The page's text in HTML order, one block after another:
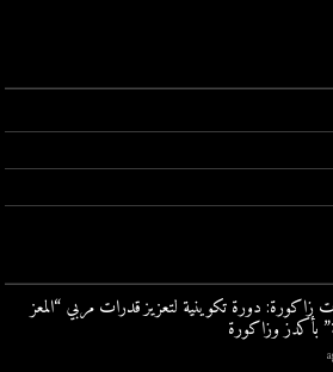
زاكورة: دورة تكوينية لتعزيز قدرات مربي “المعز
بأكدز وزاكورة